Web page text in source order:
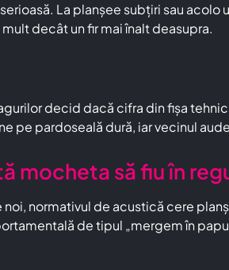
La planșee subțiri sau acolo
decât un fir mai înalt deasupra.
decid dacă cifra din fișa
pe pardoseală dură, iar vecinul
mocheta să fiu în
normativul de acustică cere
de tipul „mergem în